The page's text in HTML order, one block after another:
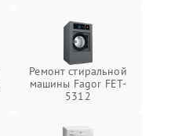
Ремонт стиральной
машины Fagor FET-
5312